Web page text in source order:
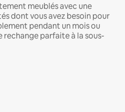
meublés avec une
dont vous avez besoin pour
pendant un mois ou
rechange parfaite à la sous-